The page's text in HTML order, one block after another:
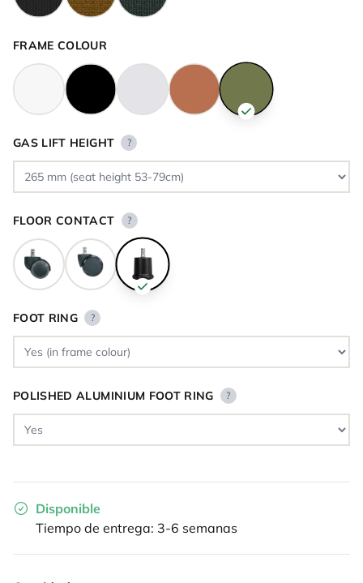
FRAME COLOUR
GAS LIFT HEIGHT ?
FLOOR CONTACT ?
FOOT RING ?
POLISHED ALUMINIUM FOOT RING ?
Disponible
Tiempo de entrega: 3-6 semanas